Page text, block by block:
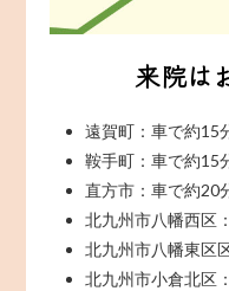
来院は
遠賀町：車で約15
鞍手町：車で約15
直方市：車で約20
北九州市八幡西区
北九州市八幡東区
北九州市小倉北区